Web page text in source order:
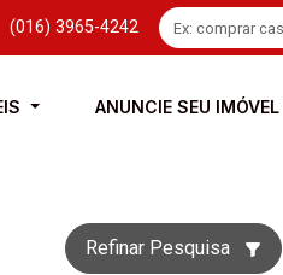
(016) 3965-4242
ANUNCIE SEU IMÓVEL
Refinar Pesquisa